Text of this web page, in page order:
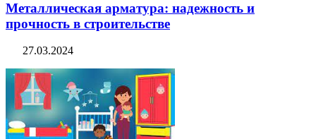
Металлическая арматура: надежность и
прочность в строительстве
27.03.2024